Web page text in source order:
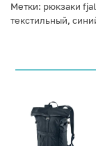
Метки: рюкзаки
текстильный,